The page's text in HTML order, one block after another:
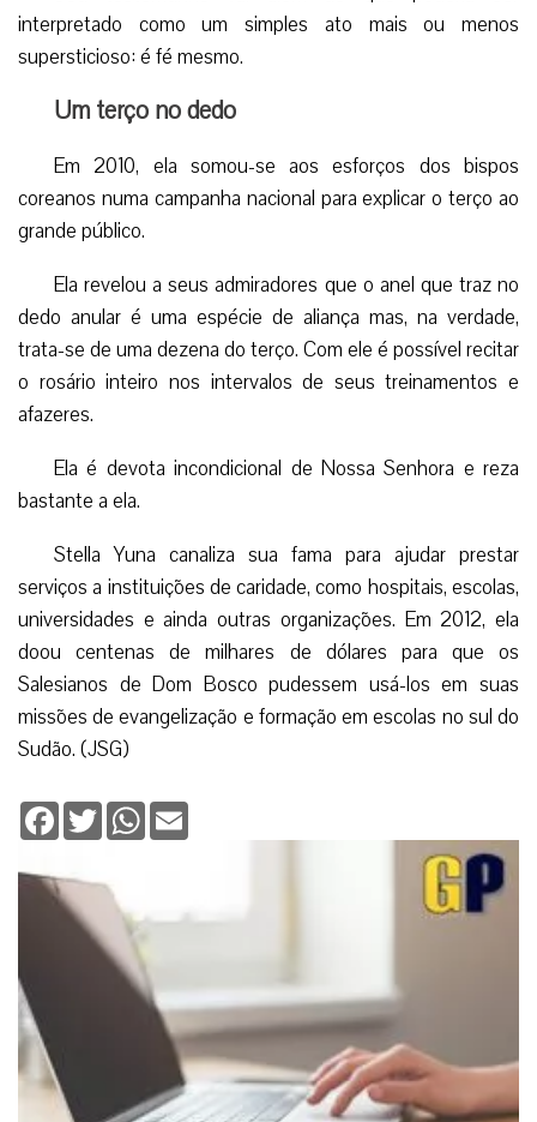
interpretado como um simples ato mais ou menos
supersticioso: é fé mesmo.
Um terço no dedo
Em 2010, ela somou-se aos esforços dos bispos
coreanos numa campanha nacional para explicar o terço ao
grande público.
Ela revelou a seus admiradores que o anel que traz no
dedo anular é uma espécie de aliança mas, na verdade,
trata-se de uma dezena do terço. Com ele é possível recitar
o rosário inteiro nos intervalos de seus treinamentos e
afazeres.
Ela é devota incondicional de Nossa Senhora e reza
bastante a ela.
Stella Yuna canaliza sua fama para ajudar prestar
serviços a instituições de caridade, como hospitais, escolas,
universidades e ainda outras organizações. Em 2012, ela
doou centenas de milhares de dólares para que os
Salesianos de Dom Bosco pudessem usá-los em suas
missões de evangelização e formação em escolas no sul do
Sudão. (JSG)
Facebook
TwitterWhatsApp